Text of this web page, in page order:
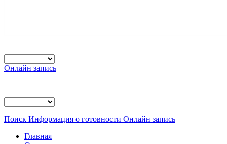
Онлайн запись
Поиск Информация о готовности Онлайн запись
Главная